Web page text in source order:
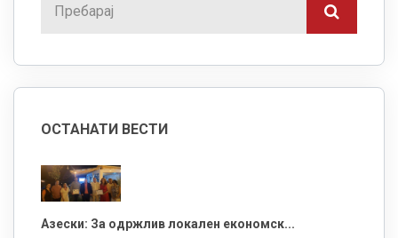
ОСТАНАТИ ВЕСТИ
Азески: За одржлив локален економск...